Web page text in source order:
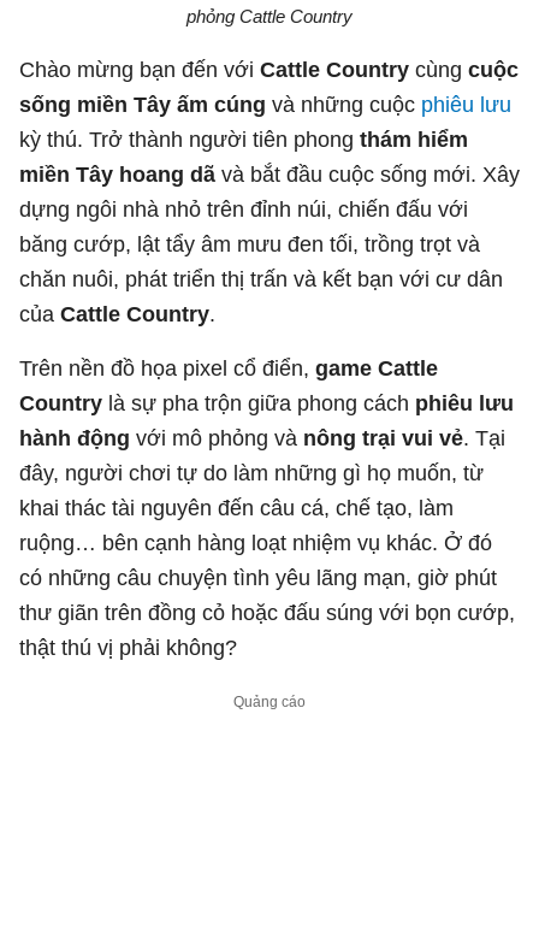
phỏng Cattle Country
Chào mừng bạn đến với Cattle Country cùng cuộc
sống miền Tây ấm cúng và những cuộc phiêu lưu
kỳ thú. Trở thành người tiên phong thám hiểm
miền Tây hoang dã và bắt đầu cuộc sống mới. Xây
dựng ngôi nhà nhỏ trên đỉnh núi, chiến đấu với
băng cướp, lật tẩy âm mưu đen tối, trồng trọt và
chăn nuôi, phát triển thị trấn và kết bạn với cư dân
của Cattle Country.
Trên nền đồ họa pixel cổ điển, game Cattle
Country là sự pha trộn giữa phong cách phiêu lưu
hành động với mô phỏng và nông trại vui vẻ. Tại
đây, người chơi tự do làm những gì họ muốn, từ
khai thác tài nguyên đến câu cá, chế tạo, làm
ruộng… bên cạnh hàng loạt nhiệm vụ khác. Ở đó
có những câu chuyện tình yêu lãng mạn, giờ phút
thư giãn trên đồng cỏ hoặc đấu súng với bọn cướp,
thật thú vị phải không?